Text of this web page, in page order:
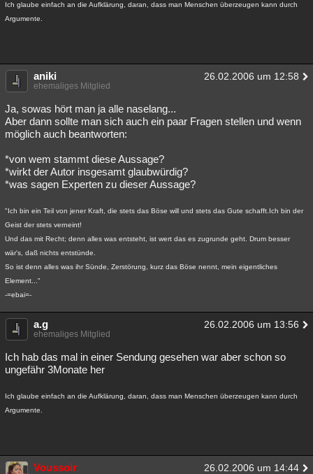
Ich glaube einfach an die Aufklärung, daran, dass man Menschen überzeugen kann durch
Argumente.
aniki 26.02.2006 um 12:58
ehemaliges Mitglied
Ja, sowas hört man ja alle naselang...
Aber dann sollte man sich auch ein paar Fragen stellen und wenn
möglich auch beantworten:
*von wem stammt diese Aussage?
*wirkt der Autor insgesamt glaubwürdig?
*was sagen Experten zu dieser Aussage?
"Ich bin ein Teil von jener Kraft, die stets das Böse will und stets das Gute schafft.Ich bin der
Geist der stets verneint!
Und das mit Recht; denn alles was entsteht, ist wert das es zugrunde geht. Drum besser
wär's, daß nichts entstünde.
So ist denn alles was ihr Sünde, Zerstörung, kurz das Böse nennt, mein eigentliches
Element..."
-=ebai=-
a.g 26.02.2006 um 13:56
ehemaliges Mitglied
Ich hab das mal in einer Sendung gesehen war aber schon so
ungefähr 3Monate her
Ich glaube einfach an die Aufklärung, daran, dass man Menschen überzeugen kann durch
Argumente.
Voussoir 26.02.2006 um 14:44